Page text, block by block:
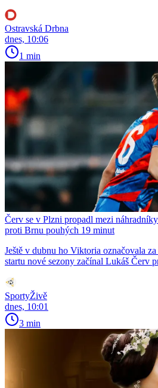
Ostravská Drbna
dnes, 10:06
1 min
Červ se v Plzni propadl mezi
proti Brnu pouhých 19 minut
Ještě v dubnu ho Viktoria označovala
startu nové sezony začínal Lukáš Červ
SportyŽivě
dnes, 10:01
3 min